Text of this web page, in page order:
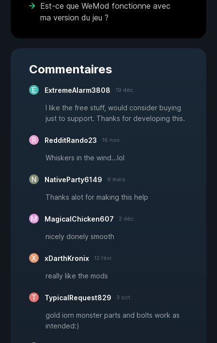
Est-ce que WeMod fonctionne avec
ma version du jeu ?
Commentaires
ExtremeAlarm3808 19 déc.
I like the free stuff, would consider buying
just to support. Thanks for developing this.
RedditRando23 16 nov.
Whiskers in the wind...lol
NativeParty6149 9 mars
Thanks alot for making this help
MagicalChicken607 2 déc.
nicely donely smooth
xDarthKronix 12 févr.
really like the mods
TypicalRequest829 3 oct.
gold iorn monster parts and bolts work as
intended:)